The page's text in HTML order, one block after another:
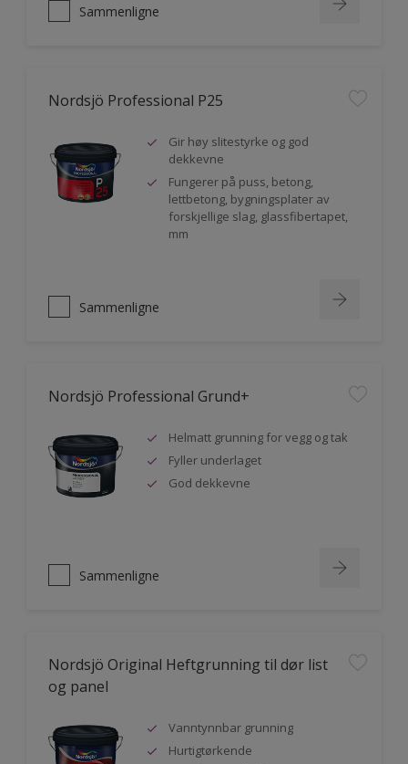
Sammenligne
Nordsjö Professional P25
Gir høy slitestyrke og god
dekkevne
Fungerer på puss, betong,
lettbetong, bygningsplater av
forskjellige slag, glassfibertapet,
mm
Sammenligne
Nordsjö Professional Grund+
Helmatt grunning for vegg og tak
Fyller underlaget
God dekkevne
Sammenligne
Nordsjö Original Heftgrunning til dør list
og panel
Vanntynnbar grunning
Hurtigtørkende